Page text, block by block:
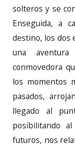
solteros y se
Enseguida, a
destino, los dos
una
conmovedora
los momentos
pasados,
llegado al
posibilitando
futuros, nos